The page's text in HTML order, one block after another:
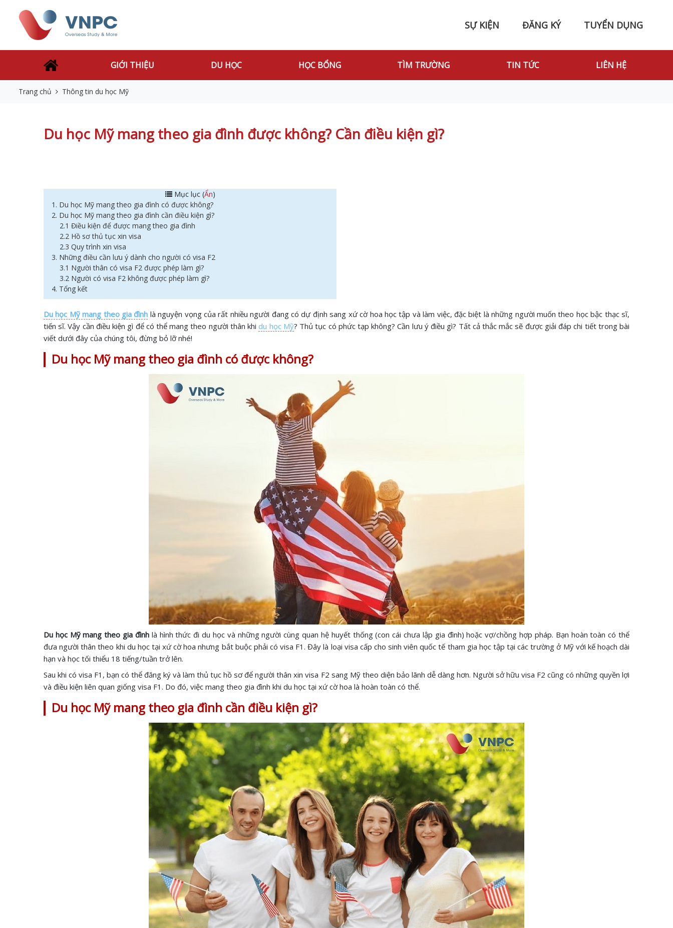
SỰ KIỆN ĐĂNG KÝ TUYỂN DỤNG
GIỚI THIỆU DU HỌC HỌC BỔNG TÌM TRƯỜNG TIN TỨC LIÊN HỆ
Trang chủ Thông tin du học Mỹ
Du học Mỹ mang theo gia đình được không? Cần điều kiện gì?
Mục lục (Ẩn)
1. Du học Mỹ mang theo gia đình có được không?
2. Du học Mỹ mang theo gia đình cần điều kiện gì?
2.1 Điều kiện để được mang theo gia đình
2.2 Hồ sơ thủ tục xin visa
2.3 Quy trình xin visa
3. Những điều cần lưu ý dành cho người có visa F2
3.1 Người thân có visa F2 được phép làm gì?
3.2 Người có visa F2 không được phép làm gì?
4. Tổng kết
Du học Mỹ mang theo gia đình là nguyện vọng của rất nhiều người đang có dự định sang xứ cờ hoa học tập và làm việc, đặc biệt là những người muốn theo học bậc thạc sĩ,
tiến sĩ. Vậy cần điều kiện gì để có thể mang theo người thân khidu học Mỹ? Thủ tục có phức tạp không? Cần lưu ý điều gì? Tất cả thắc mắc sẽ được giải đáp chi tiết trong bài
viết dưới đây của chúng tôi, đừng bỏ lỡ nhé!
Du học Mỹ mang theo gia đình có được không?
Du học Mỹ mang theo gia đình là hình thức đi du học và những người cùng quan hệ huyết thống (con cái chưa lập gia đình) hoặc vợ/chồng hợp pháp. Bạn hoàn toàn có thể
đưa người thân theo khi du học tại xứ cờ hoa nhưng bắt buộc phải có visa F1. Đây là loại visa cấp cho sinh viên quốc tế tham gia học tập tại các trường ở Mỹ với kế hoạch dài
hạn và học tối thiểu 18 tiếng/tuần trở lên.
Sau khi có visa F1, bạn có thể đăng ký và làm thủ tục hồ sơ để người thân xin visa F2 sang Mỹ theo diện bảo lãnh dễ dàng hơn. Người sở hữu visa F2 cũng có những quyền lợi
và điều kiện liên quan giống visa F1. Do đó, việc mang theo gia đình khi du học tại xứ cờ hoa là hoàn toàn có thể.
Du học Mỹ mang theo gia đình cần điều kiện gì?